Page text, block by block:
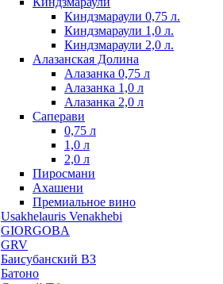
Киндзмараули 0,75 л.
Киндзмараули 1,0 л.
Киндзмараули 2,0 л.
Алазанская Долина
Алазанка 0,75 л
Алазанка 1,0 л
Алазанка 2,0 л
Саперави
0,75 л
1,0 л
2,0 л
Пиросмани
Ахашени
Премиальное вино
Usakhelauris Venakhebi
GIORGOBA
GRV
Баисубанский ВЗ
Батоно